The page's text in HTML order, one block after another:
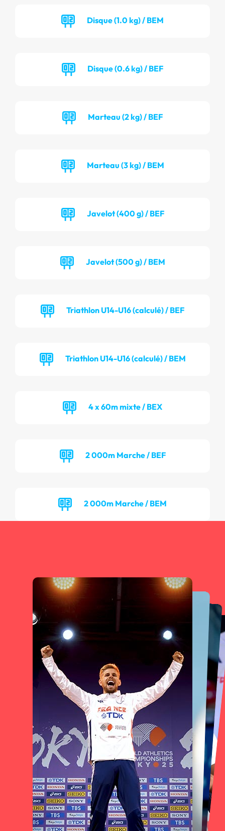
Disque (1.0 kg) / BEM
Disque (0.6 kg) / BEF
Marteau (2 kg) / BEF
Marteau (3 kg) / BEM
Javelot (400 g) / BEF
Javelot (500 g) / BEM
Triathlon U14-U16 (calculé) / BEF
Triathlon U14-U16 (calculé) / BEM
4 x 60m mixte / BEX
2 000m Marche / BEF
2 000m Marche / BEM